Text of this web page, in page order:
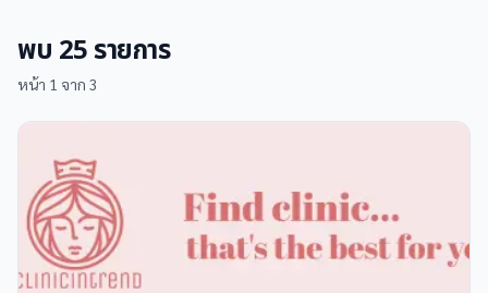
พบ 25รายการ
หน้า 1 จาก 3